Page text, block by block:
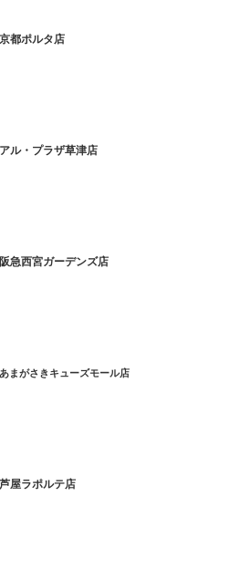
るみに働きかけます。春の気温や環境の
与えます♪
０円（税込）【～2026.4月末日迄】
ン
で気分もリフレッシュ♪【ボディ】サイプ
オイルトリートメント
1杯） のサービス付
節。身体も冷えて、固まりがちに…。甘く
、自然の心地よさを思わせるローズウッ
体を癒しませんか♪
０円（税込７,５９０円）【～2026.2月末
してスッキリ♪【ボディケア】頭・首・
０円（税込６,１６０円）【～2026.2月末
導く【フェイシャル】艶美肌パックコー
になる方におすすめ。キメを整え、保湿
肌へ。みずみずしい艶やかな美肌へ導く
京都ポルタ店
アル・プラザ草津店
阪急西宮ガーデンズ店
あまがさきキューズモール店
芦屋ラポルテ店